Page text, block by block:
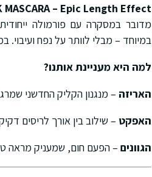
MASCARA – Epic Length Effect
מדובר במסקרה עם פורמולה
במיוחד – מבלי לוותר על נפח
למה היא מעניינת אותנו?
האריזה – מנגנון הקליק החדשני
האפקט – שילוב בין אורך לריסים
הגוונים – הפעם חום, שמעניק מראה